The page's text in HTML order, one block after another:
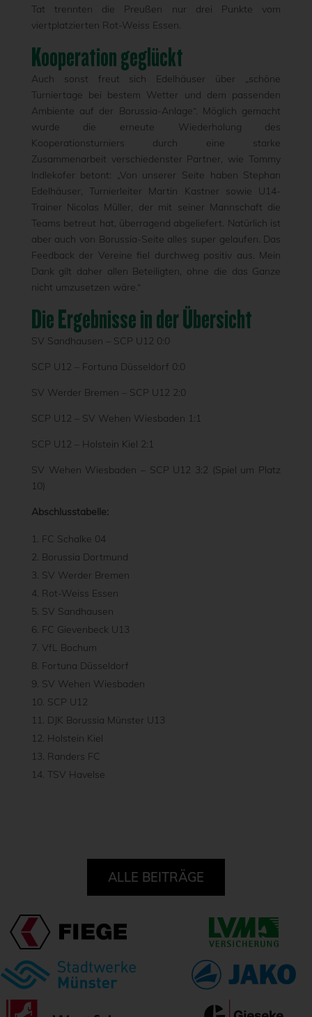
Tat trennten die Preußen nur drei Punkte vom
viertplatzierten Rot-Weiss Essen.
Kooperation geglückt
Auch sonst freut sich Edelhäuser über „schöne
Turniertage bei bestem Wetter und dem passenden
Ambiente auf der Borussia-Anlage“. Möglich gemacht
wurde die erneute Wiederholung des
Kooperationsturniers durch eine starke
Zusammenarbeit verschiedenster Partner, wie Tommy
Indlekofer betont: „Von unserer Seite haben Stephan
Edelhäuser, Turnierleiter Martin Kastner sowie U14-
Trainer Nicolas Müller, der mit seiner Mannschaft die
Teams betreut hat, überragend abgeliefert. Natürlich ist
aber auch von Borussia-Seite alles super gelaufen. Das
Feedback der Vereine fiel durchweg positiv aus. Mein
Dank gilt daher allen Beteiligten, ohne die das Ganze
nicht umzusetzen wäre.“
Die Ergebnisse in der Übersicht
SV Sandhausen – SCP U12 0:0
SCP U12 – Fortuna Düsseldorf 0:0
SV Werder Bremen – SCP U12 2:0
SCP U12 – SV Wehen Wiesbaden 1:1
SCP U12 – Holstein Kiel 2:1
SV Wehen Wiesbaden – SCP U12 3:2 (Spiel um Platz
10)
Abschlusstabelle:
FC Schalke 04
Borussia Dortmund
SV Werder Bremen
Rot-Weiss Essen
SV Sandhausen
FC Gievenbeck U13
VfL Bochum
Fortuna Düsseldorf
SV Wehen Wiesbaden
SCP U12
DJK Borussia Münster U13
Holstein Kiel
Randers FC
TSV Havelse
ALLE BEITRÄGE